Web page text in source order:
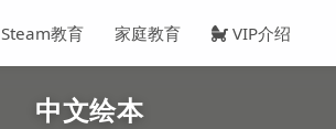
Steam教育 家庭教育 VIP介绍
中文绘本